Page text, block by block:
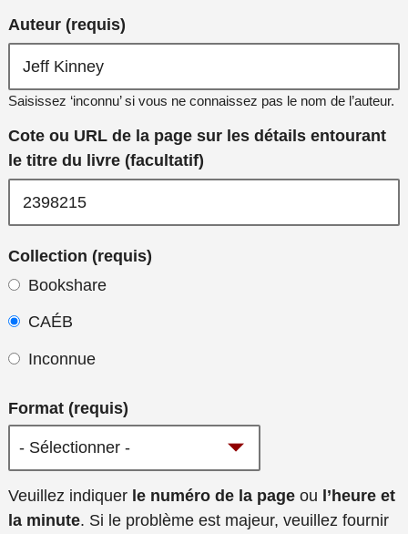
Auteur (requis)
Saisissez ‘inconnu’ si vous ne connaissez pas le nom de l’auteur.
Cote ou URL de la page sur les détails entourant
le titre du livre (facultatif)
Collection (requis)
Bookshare
CAÉB
Inconnue
Format (requis)
Veuillez fournir
tout autre
Veuillez indiquer le numéro de la page ou l’heure et
la minute. Si le problème est majeur, veuillez fournir